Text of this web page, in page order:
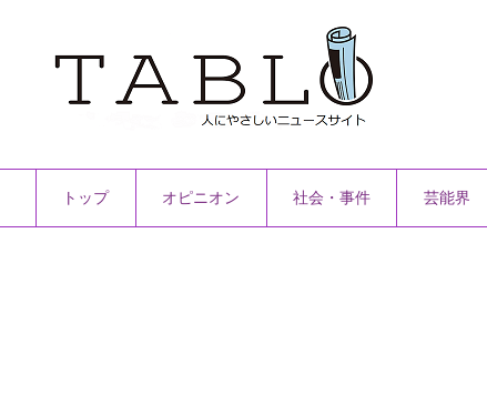
トップ オピニオン 社会・事件 芸能界